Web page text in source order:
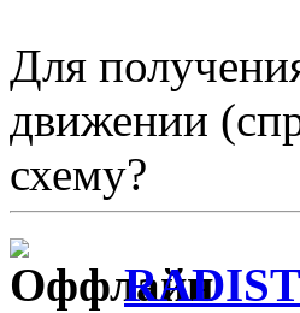
Для
движении
схему?
RADIST